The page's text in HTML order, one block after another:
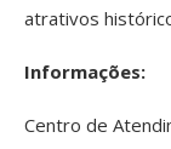
atrativos
Informações:
Centro de